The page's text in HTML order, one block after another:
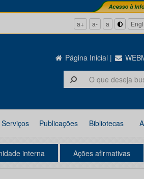
a+ a- a
Página Inicial |
Serviços Publicações Bibliotecas
interna Ações afirmativas